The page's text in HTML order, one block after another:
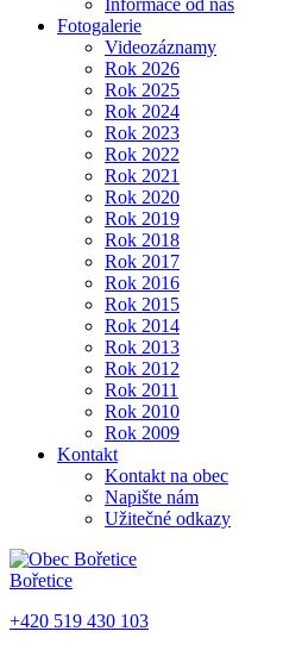
Informace od nás
Fotogalerie
Videozáznamy
Rok 2026
Rok 2025
Rok 2024
Rok 2023
Rok 2022
Rok 2021
Rok 2020
Rok 2019
Rok 2018
Rok 2017
Rok 2016
Rok 2015
Rok 2014
Rok 2013
Rok 2012
Rok 2011
Rok 2010
Rok 2009
Kontakt
Kontakt na obec
Napište nám
Užitečné odkazy
Bořetice
+420 519 430 103